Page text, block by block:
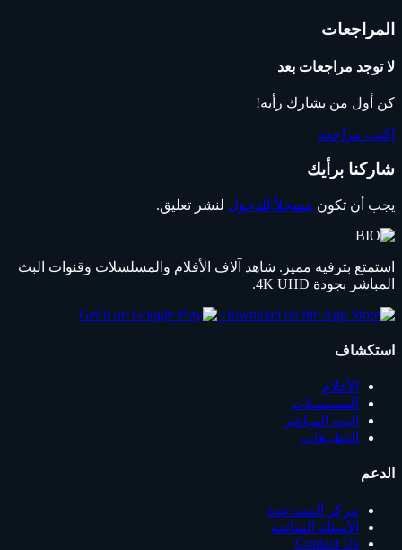
المراجعات
لا توجد مراجعات بعد
كن أول من يشارك رأيه!
اكتب مراجعة
شاركنا برأيك
يجب أن تكون مسجلاً للدخول لنشر تعليق.
استمتع بترفيه مميز. شاهد آلاف الأفلام والمسلسلات وقنوات البث
المباشر بجودة 4K UHD.
استكشاف
الأفلام
المسلسلات
البث المباشر
التطبيقات
الدعم
مركز المساعدة
الأسئلة الشائعة
Contact Us